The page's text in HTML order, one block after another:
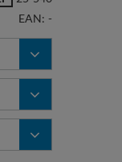
EAN: -